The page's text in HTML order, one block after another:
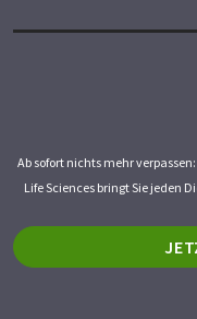
Ab sofort nichts mehr
Life Sciences bringt Sie jeden